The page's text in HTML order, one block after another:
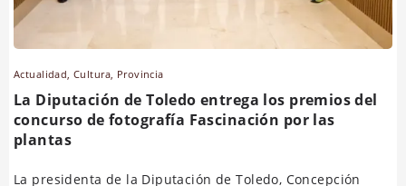
Actualidad,Cultura, Provincia
La Diputación de Toledo entrega los premios del
concurso de fotografía Fascinación por las
plantas
La presidenta de la Diputación de Toledo, Concepción